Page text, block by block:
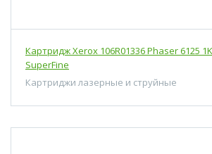
Картридж Xerox 106R01336 Phaser 6125
SuperFine
Картриджи лазерные и струйные